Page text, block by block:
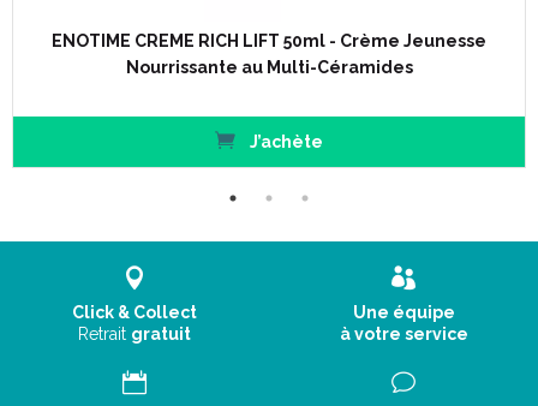
ENOTIME CREME RICH LIFT 50ml - Crème Jeunesse
Nourrissante au Multi-Céramides
J’achète
Click & Collect
Retrait gratuit
Une équipe
à votre service